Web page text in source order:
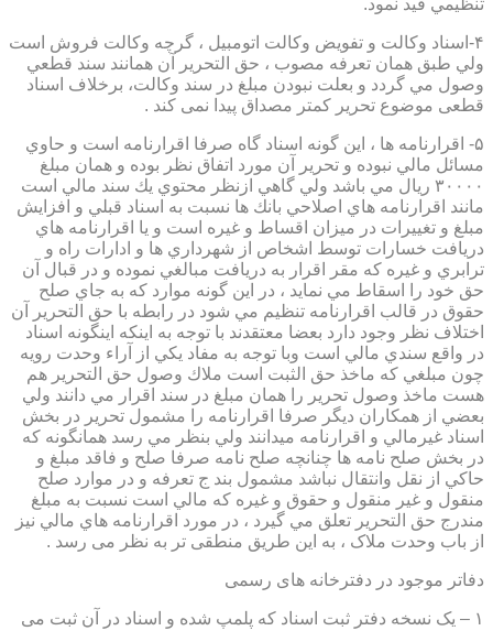
تنظيمي قيد نمود.
۴-اسناد وكالت و تفويض وكالت اتومبيل ، گرچه وكالت فروش است
ولي طبق همان تعرفه مصوب ، حق التحرير آن همانند سند قطعي
وصول مي گردد و بعلت نبودن مبلغ در سند وكالت، برخلاف اسناد
قطعی موضوع تحریر کمتر مصداق پیدا نمی کند .
۵- اقرارنامه ها ، اين گونه اسناد گاه صرفا اقرارنامه است و حاوي
مسائل مالي نبوده و تحرير آن مورد اتفاق نظر بوده و همان مبلغ
۳۰۰۰۰ ريال مي باشد ولي گاهي ازنظر محتوي يك سند مالي است
مانند اقرارنامه هاي اصلاحي بانك ها نسبت به اسناد قبلي و افزايش
مبلغ و تغييرات در ميزان اقساط و غيره است و يا اقرارنامه هاي
دريافت خسارات توسط اشخاص از شهرداري ها و ادارات راه و
ترابري و غيره كه مقر اقرار به دريافت مبالغي نموده و در قبال آن
حق خود را اسقاط مي نمايد ، در اين گونه موارد كه به جاي صلح
حقوق در قالب اقرارنامه تنظيم مي شود در رابطه با حق التحرير آن
اختلاف نظر وجود دارد بعضا معتقدند با توجه به اينكه اينگونه اسناد
در واقع سندي مالي است وبا توجه به مفاد يكي از آراء وحدت رويه
چون مبلغي كه ماخذ حق الثبت است ملاك وصول حق التحرير هم
هست ماخذ وصول تحرير را همان مبلغ در سند اقرار مي دانند ولي
بعضي از همكاران ديگر صرفا اقرارنامه را مشمول تحرير در بخش
اسناد غيرمالي و اقرارنامه ميدانند ولي بنظر مي رسد همانگونه كه
در بخش صلح نامه ها چنانچه صلح نامه صرفا صلح و فاقد مبلغ و
حاكي از نقل وانتقال نباشد مشمول بند ج تعرفه و در موارد صلح
منقول و غير منقول و حقوق و غيره كه مالي است نسبت به مبلغ
مندرج حق التحرير تعلق مي گيرد ، در مورد اقرارنامه هاي مالي نيز
از باب وحدت ملاک ، به این طریق منطقی تر به نظر می رسد .
دفاتر موجود در دفترخانه های رسمی
۱ – یک نسخه دفتر ثبت اسناد که پلمپ شده و اسناد در آن ثبت می